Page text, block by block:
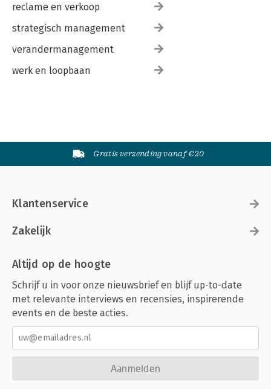
reclame en verkoop
strategisch management
verandermanagement
werk en loopbaan
Gratis verzending vanaf €20
Klantenservice
Zakelijk
Altijd op de hoogte
Schrijf u in voor onze nieuwsbrief en blijf up-to-date
met relevante interviews en recensies, inspirerende
events en de beste acties.
Aanmelden